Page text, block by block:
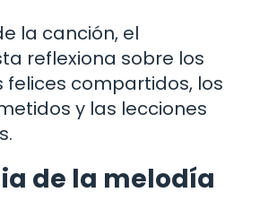
la canción, el
reflexiona sobre los
felices compartidos, los
y las lecciones
de la melodía